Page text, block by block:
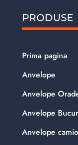
PRODUSE
Prima pagina
Anvelope
Anvelope
Anvelope
Anvelope